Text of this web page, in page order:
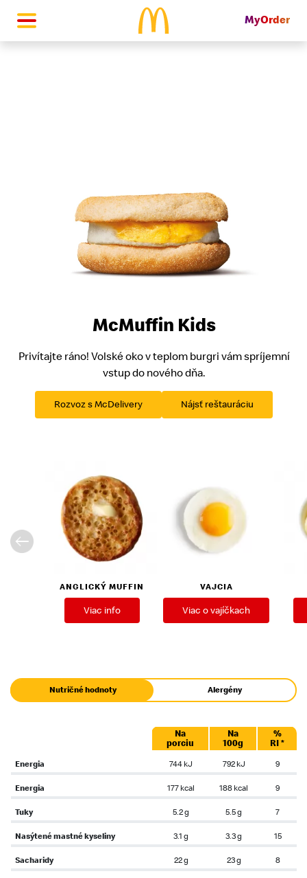
McDonald's Homepage
MyOrder
McMuffin Kids
Privítajte ráno! Volské oko v teplom burgri vám spríjemní
vstup do nového dňa.
Rozvoz s McDelivery Nájsť reštauráciu
ANGLICKÝ MUFFIN
Viac info
VAJCIA
Viac o vajíčkach
Nutričné hodnoty Alergény
Na
porciu
Na
100g
%
RI *
Energia
744 kJ 792 kJ 9
Energia 177 kcal 188 kcal 9
Tuky 5.2 g 5.5 g 7
Nasýtené mastné kyseliny 3.1 g 3.3 g 15
Sacharidy 22 g 23 g 8